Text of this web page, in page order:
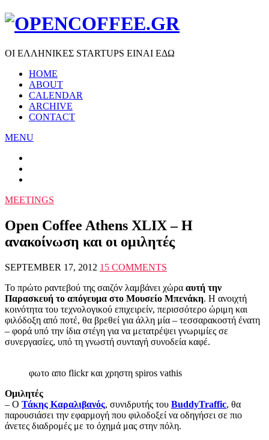
ΟΙ ΕΛΛΗΝΙΚΕΣ STARTUPS ΕΙΝΑΙ ΕΔΩ
HOME
ABOUT
CALENDAR
ARCHIVE
CONTACT
MENU
MEETINGS
Open Coffee Athens XLIX – Η
ανακοίνωση και οι ομιλητές
SEPTEMBER 17, 2012 15 COMMENTS
Το πρώτο ραντεβού της σαιζόν λαμβάνει χώρα αυτή την
Παρασκευή το απόγευμα στο Μουσείο Μπενάκη. Η ανοιχτή
κοινότητα του τεχνολογικού επιχειρείν, περισσότερο ώριμη και
φιλόδοξη από ποτέ, θα βρεθεί για άλλη μία – τεσσαρακοστή ένατη
– φορά υπό την ίδια στέγη για να μετατρέψει γνωριμίες σε
συνεργασίες, υπό τη γνωστή συνταγή συνοδεία καφέ.
φωτο απο flickr και χρηστη spiros vathis
Ομιλητές
– Ο Τάκης Καραλιβανός, συνιδρυτής του BuddyTraffic, θα
παρουσιάσει την εφαρμογή που φιλοδοξεί να οδηγήσει σε πιο
άνετες διαδρομές με το όχημά μας στην πόλη.